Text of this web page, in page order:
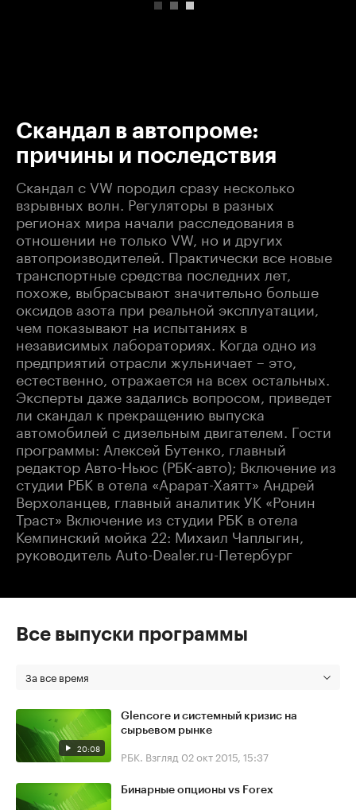
Скандал в автопроме:
причины и последствия
Скандал с VW породил сразу несколько
взрывных волн. Регуляторы в разных
регионах мира начали расследования в
отношении не только VW, но и других
автопроизводителей. Практически все новые
транспортные средства последних лет,
похоже, выбрасывают значительно больше
оксидов азота при реальной эксплуатации,
чем показывают на испытаниях в
независимых лабораториях. Когда одно из
предприятий отрасли жульничает – это,
естественно, отражается на всех остальных.
Эксперты даже задались вопросом, приведет
ли скандал к прекращению выпуска
автомобилей с дизельным двигателем. Гости
программы: Алексей Бутенко, главный
редактор Авто-Ньюс (РБК-авто); Включение из
студии РБК в отела «Арарат-Хаятт» Андрей
Верхоланцев, главный аналитик УК «Ронин
Траст» Включение из студии РБК в отела
Кемпинский мойка 22: Михаил Чаплыгин,
руководитель Auto-Dealer.ru-Петербург
Все выпуски программы
За все время
20:08
Glencore и системный кризис на
сырьевом рынке
РБК. Взгляд 02 окт 2015, 15:37
Бинарные опционы vs Forex